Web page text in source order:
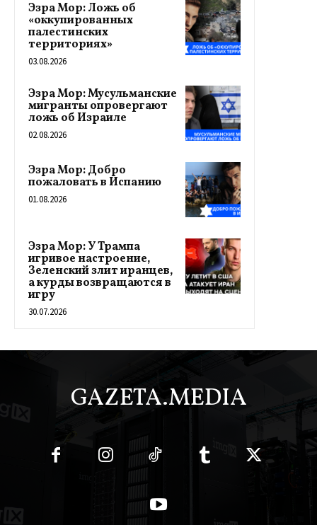
Эзра Мор: Ложь об
«оккупированных
палестинских
территориях»
03.08.2026
Эзра Мор: Мусульманские
мигранты опровергают
ложь об Израиле
02.08.2026
Эзра Мор: Добро
пожаловать в Испанию
01.08.2026
Эзра Мор: У Трампа
игривое настроение,
Зеленский злит иранцев,
а курды возвращаются в
игру
30.07.2026
GAZETA.MEDIA